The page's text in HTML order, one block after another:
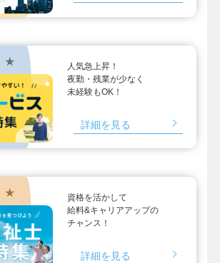
★
人気急上昇！
夜勤・残業が少なく
未経験もOK！
詳細を見る
★
資格を活かして
給料&キャリアアップの
チャンス！
詳細を見る